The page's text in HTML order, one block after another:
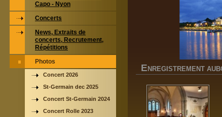
E NREGISTREMENT
Capo - Nyon
Concerts
News, Extraits de
concerts, Recrutement,
Répétitions
Photos
Concert 2026
St-Germain dec 2025
Concert St-Germain 2024
Concert Rolle 2023